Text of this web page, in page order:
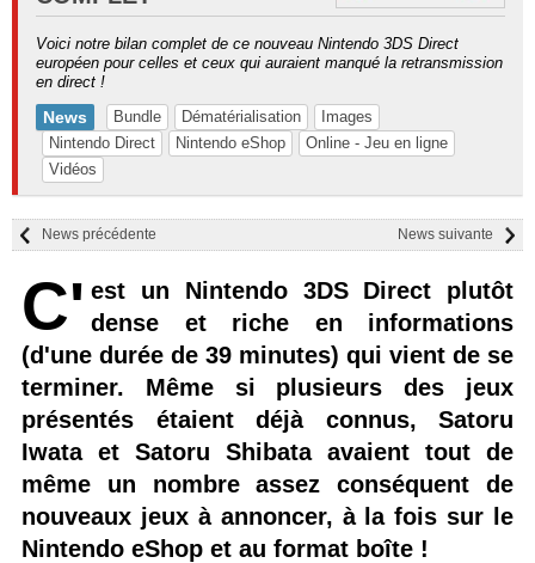
Voici notre bilan complet de ce nouveau Nintendo 3DS Direct
européen pour celles et ceux qui auraient manqué la retransmission
en direct !
News Bundle Dématérialisation
Images
Nintendo Direct
Nintendo eShop
Online - Jeu en ligne
Vidéos
News suivante
News précédente
C' est un Nintendo 3DS Direct plutôt
dense et riche en informations
(d'une durée de 39 minutes) qui vient de se
terminer. Même si plusieurs des jeux
présentés étaient déjà connus, Satoru
Iwata et Satoru Shibata avaient tout de
même un nombre assez conséquent de
nouveaux jeux à annoncer, à la fois sur le
Nintendo eShop et au format boîte !